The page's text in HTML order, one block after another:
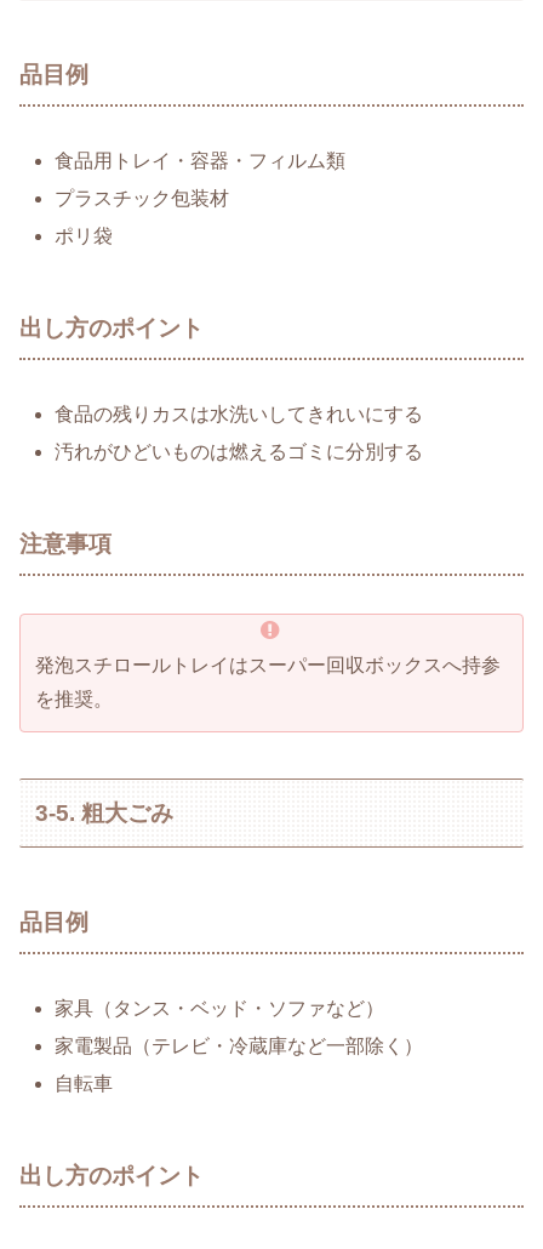
品目例
食品用トレイ・容器・フィルム類
プラスチック包装材
ポリ袋
出し方のポイント
食品の残りカスは水洗いしてきれいにする
汚れがひどいものは燃えるゴミに分別する
注意事項
発泡スチロールトレイはスーパー回収ボックスへ持参
を推奨。
3-5. 粗大ごみ
品目例
家具（タンス・ベッド・ソファなど）
家電製品（テレビ・冷蔵庫など一部除く）
自転車
出し方のポイント